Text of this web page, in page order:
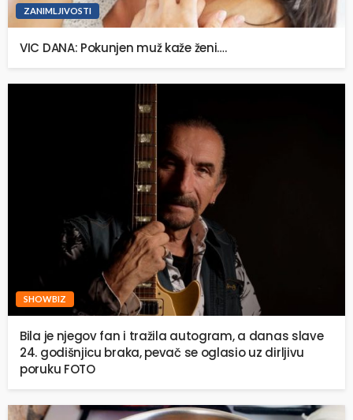
ZANIMLJIVOSTI
VIC DANA: Pokunjen muž kaže ženi….
SHOWBIZ
Bila je njegov fan i tražila autogram, a danas slave
24. godišnjicu braka, pevač se oglasio uz dirljivu
poruku FOTO